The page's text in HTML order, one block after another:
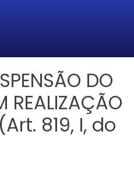
DO
REALIZAÇÃO
819, I, do